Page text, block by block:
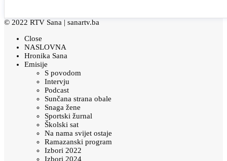
© 2022 RTV Sana | sanartv.ba
Close
NASLOVNA
Hronika Sana
Emisije
S povodom
Intervju
Podcast
Sunčana strana obale
Snaga žene
Sportski žurnal
Školski sat
Na nama svijet ostaje
Ramazanski program
Izbori 2022
Izbori 2024